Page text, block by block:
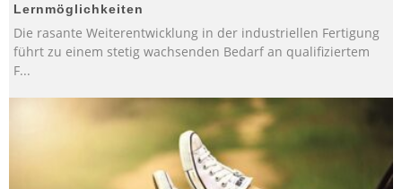
Lernmöglichkeiten
Die rasante Weiterentwicklung in der industriellen Fertigung
führt zu einem stetig wachsenden Bedarf an qualifiziertem
F...